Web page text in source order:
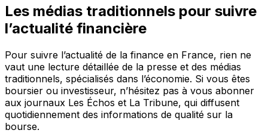
Les médias traditionnels pour suivre
l’actualité financière
Pour suivre l’actualité de la finance en France, rien ne
vaut une lecture détaillée de la presse et des médias
traditionnels, spécialisés dans l’économie. Si vous êtes
boursier ou investisseur, n’hésitez pas à vous abonner
aux journaux Les Échos et La Tribune, qui diffusent
quotidiennement des informations de qualité sur la
bourse.